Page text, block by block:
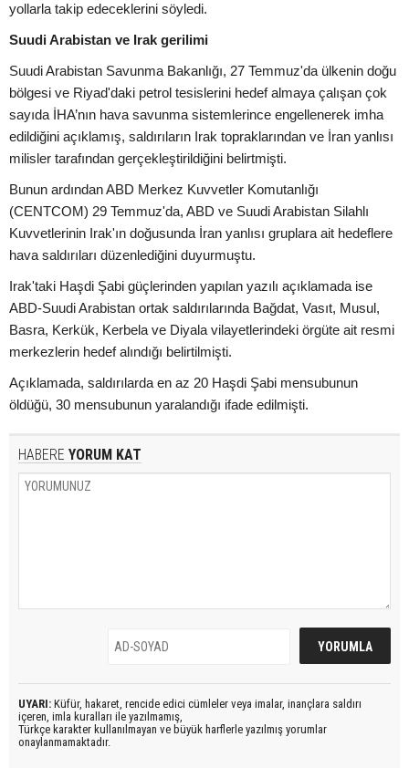
yollarla takip edeceklerini söyledi.
Suudi Arabistan ve Irak gerilimi
Suudi Arabistan Savunma Bakanlığı, 27 Temmuz'da ülkenin doğu
bölgesi ve Riyad'daki petrol tesislerini hedef almaya çalışan çok
sayıda İHA’nın hava savunma sistemlerince engellenerek imha
edildiğini açıklamış, saldırıların Irak topraklarından ve İran yanlısı
milisler tarafından gerçekleştirildiğini belirtmişti.
Bunun ardından ABD Merkez Kuvvetler Komutanlığı
(CENTCOM) 29 Temmuz'da, ABD ve Suudi Arabistan Silahlı
Kuvvetlerinin Irak'ın doğusunda İran yanlısı gruplara ait hedeflere
hava saldırıları düzenlediğini duyurmuştu.
Irak'taki Haşdi Şabi güçlerinden yapılan yazılı açıklamada ise
ABD-Suudi Arabistan ortak saldırılarında Bağdat, Vasıt, Musul,
Basra, Kerkük, Kerbela ve Diyala vilayetlerindeki örgüte ait resmi
merkezlerin hedef alındığı belirtilmişti.
Açıklamada, saldırılarda en az 20 Haşdi Şabi mensubunun
öldüğü, 30 mensubunun yaralandığı ifade edilmişti.
HABERE YORUM KAT
UYARI: Küfür, hakaret, rencide edici cümleler veya imalar, inançlara saldırı
içeren, imla kuralları ile yazılmamış,
Türkçe karakter kullanılmayan ve büyük harflerle yazılmış yorumlar
onaylanmamaktadır.